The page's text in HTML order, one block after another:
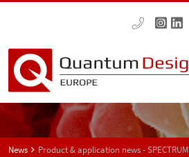
News Product & application news - SPECTRUM